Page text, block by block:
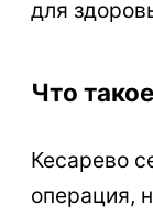
для
Что
Кесарево
операция,